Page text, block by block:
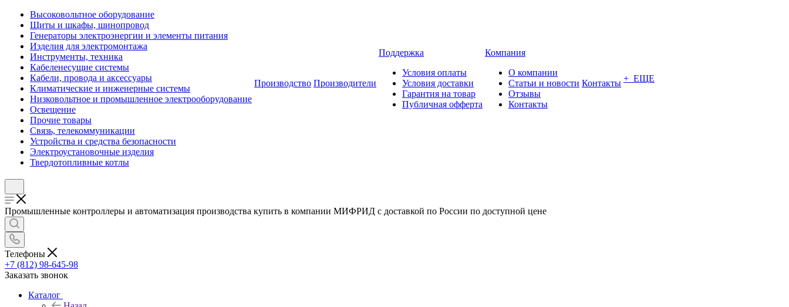
Высоковольтное оборудование
Щиты и шкафы, шинопровод
Генераторы электроэнергии и элементы питания
Изделия для электромонтажа
Инструменты, техника
Кабеленесущие системы
Кабели, провода и аксессуары
Климатические и инженерные системы
Низковольтное и промышленное электрооборудование
Освещение
Прочие товары
Связь, телекоммуникации
Устройства и средства безопасности
Электроустановочные изделия
Твердотопливные котлы
Производство Производители
Поддержка
Условия оплаты
Условия доставки
Гарантия на товар
Публичная офферта
Компания
О компании
Статьи и новости
Отзывы
Контакты
Контакты + ЕЩЕ
Промышленные контроллеры и автоматизация производства купить в компании МИФРИД с доставкой по России по доступной цене
Телефоны
+7 (812) 98-645-98
Заказать звонок
Каталог